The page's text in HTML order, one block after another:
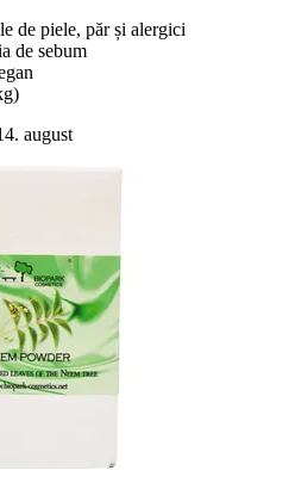
de piele, păr și alergici
de sebum
august